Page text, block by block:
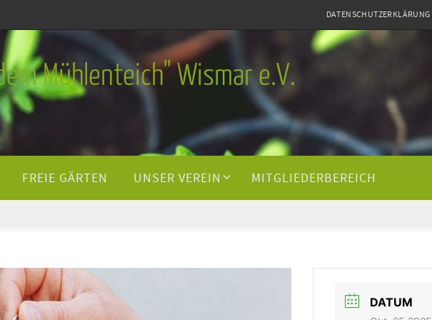
DATENSCHUTZERKLÄRUNG
Mühlenteich" Wismar e.V.
FREIE GÄRTEN UNSER VEREIN MITGLIEDERBEREICH
DATUM